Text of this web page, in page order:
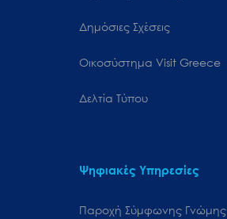
Δημόσιες Σχέσεις
Oικοσύστημα Visit Greece
Δελτία Τύπου
Ψηφιακές Υπηρεσίες
Παροχή Σύμφωνης Γνώμης